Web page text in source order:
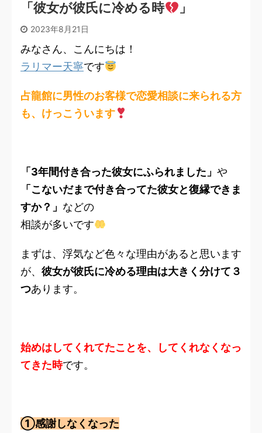
「彼女が彼氏に冷める時 」
2023年8月21日
みなさん、こんにちは！
ラリマー天寧です
占龍館に男性のお客様で恋愛相談に来られる方
も、けっこういます
「3年間付き合った彼女にふられました」 や
「こないだまで付き合ってた彼女と復縁できま
すか？」 などの
相談が多いです
まずは、浮気など色々な理由があると思います
が、 彼女が彼氏に冷める理由は大きく分けて３
つあります。
始めはしてくれてたことを、してくれなくなっ
てきた時です。
①感謝しなくなった